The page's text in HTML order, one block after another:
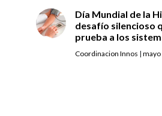
Día Mundial de la
desafío silencioso
prueba a los
Coordinacion Innos | mayo